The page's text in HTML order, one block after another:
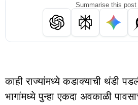
Summarise this post
काही राज्यांमध्ये कडाक्याची थंडी
भागांमध्ये पुन्हा एकदा अवकाळी